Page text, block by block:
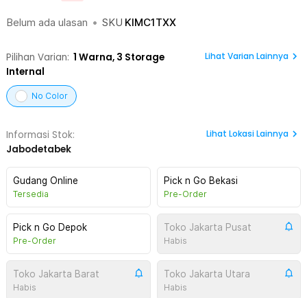
Belum ada ulasan • SKU KIMC1TXX
Pilihan Varian: 1 Warna, 3 Storage
Internal
Lihat Varian Lainnya
No Color
Informasi Stok:
Jabodetabek
Lihat Lokasi Lainnya
Gudang Online
Tersedia
Pick n Go Bekasi
Pre-Order
Pick n Go Depok
Pre-Order
Toko Jakarta Pusat
Habis
Toko Jakarta Barat
Habis
Toko Jakarta Utara
Habis